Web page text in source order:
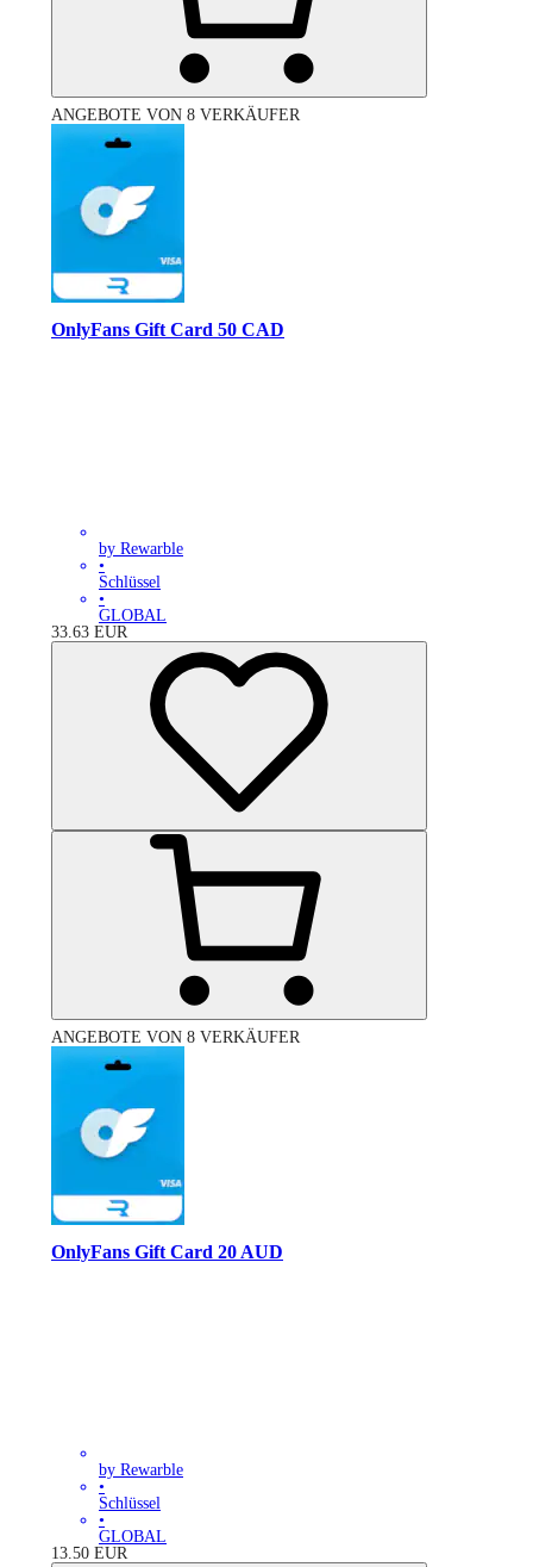
ANGEBOTE VON 8 VERKÄUFER
OnlyFans Gift Card 50 CAD
by Rewarble
•
Schlüssel
•
GLOBAL
33.63 EUR
ANGEBOTE VON 8 VERKÄUFER
OnlyFans Gift Card 20 AUD
by Rewarble
•
Schlüssel
•
GLOBAL
13.50 EUR